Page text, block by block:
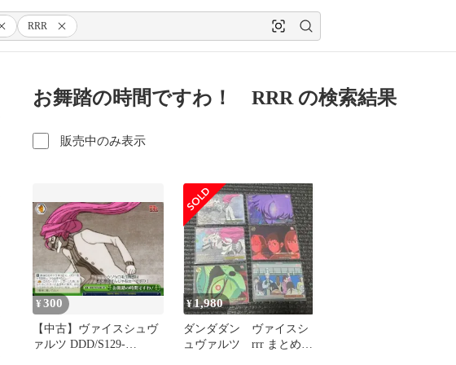
RRR
お舞踏の時間ですわ！ RRR の検索結果
販売中のみ表示
¥300
【中古】ヴァイスシュヴ
ァルツ DDD/S129-
¥1,980
ダンダダン ヴァイスシ
ュヴァルツ rrr まとめ売